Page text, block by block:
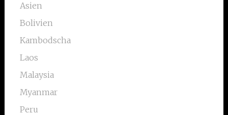
Asien
Bolivien
Kambodscha
Laos
Malaysia
Myanmar
Peru